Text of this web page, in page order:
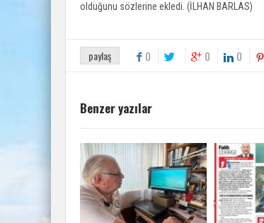
olduğunu sözlerine ekledi. (İLHAN BARLAS)
paylaş 0 0 0
Benzer yazılar